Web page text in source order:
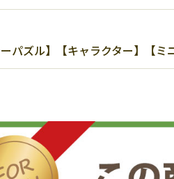
ーパズル】【キャラクター】【